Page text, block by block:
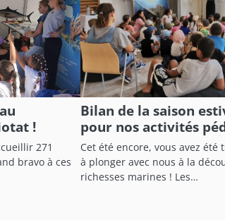
!
271
bravo à ces
Bilan de la saison
pour nos activités
Cet été encore, vous avez été
à plonger avec nous à la
richesses marines ! Les…